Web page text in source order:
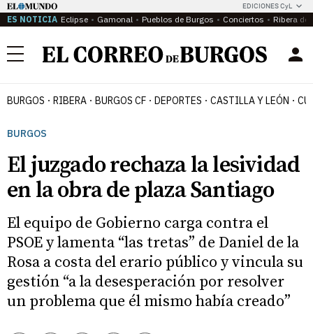
EDICIONES CyL
ES NOTICIA Eclipse Gamonal Pueblos de Burgos Conciertos Ribera del
Menú
BURGOS RIBERA BURGOS CF DEPORTES CASTILLA Y LEÓN
BURGOS
El juzgado rechaza la lesividad
en la obra de plaza Santiago
El equipo de Gobierno carga contra el
PSOE y lamenta “las tretas” de Daniel de la
Rosa a costa del erario público y vincula su
gestión “a la desesperación por resolver
un problema que él mismo había creado”